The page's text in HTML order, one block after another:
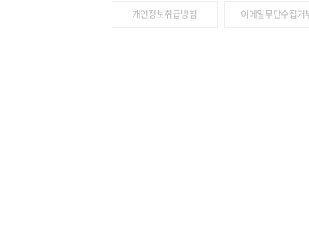
개인정보취급방침 이메일무단수집거